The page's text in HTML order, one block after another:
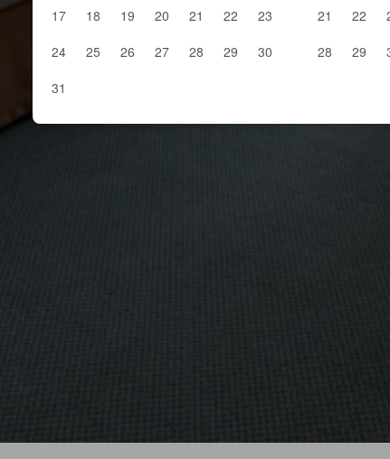
17
18 19 20 21 22
23
24
25 26 27 28 29
30
31
21
22
28
29